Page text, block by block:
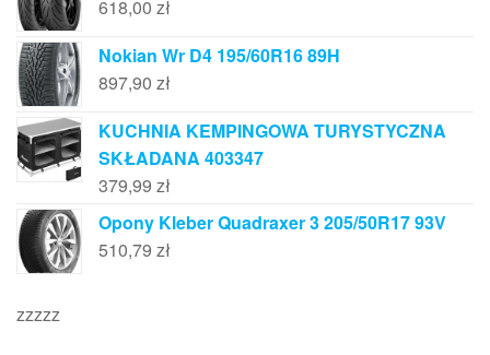
618,00 zł
Nokian Wr D4 195/60R16 89H
897,90 zł
KUCHNIA KEMPINGOWA TURYSTYCZNA
SKŁADANA 403347
379,99 zł
Opony Kleber Quadraxer 3 205/50R17 93V
510,79 zł
zzzzz